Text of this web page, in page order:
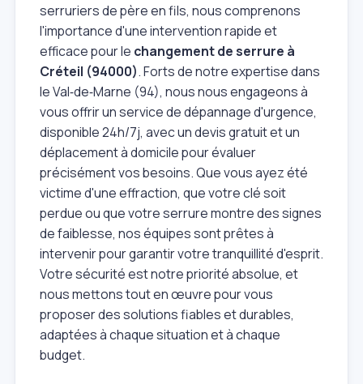
serruriers de père en fils, nous comprenons
l'importance d'une intervention rapide et
efficace pour le changement de serrure à
Créteil (94000). Forts de notre expertise dans
le Val‑de‑Marne (94), nous nous engageons à
vous offrir un service de dépannage d'urgence,
disponible 24h/7j, avec un devis gratuit et un
déplacement à domicile pour évaluer
précisément vos besoins. Que vous ayez été
victime d'une effraction, que votre clé soit
perdue ou que votre serrure montre des signes
de faiblesse, nos équipes sont prêtes à
intervenir pour garantir votre tranquillité d'esprit.
Votre sécurité est notre priorité absolue, et
nous mettons tout en œuvre pour vous
proposer des solutions fiables et durables,
adaptées à chaque situation et à chaque
budget.